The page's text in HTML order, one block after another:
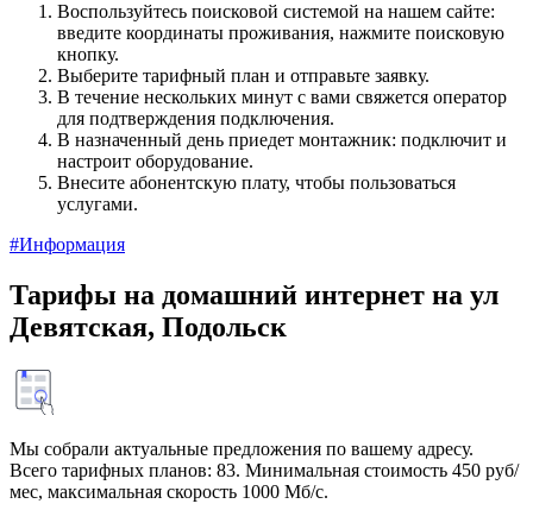
Воспользуйтесь поисковой системой на нашем сайте:
введите координаты проживания, нажмите поисковую
кнопку.
Выберите тарифный план и отправьте заявку.
В течение нескольких минут с вами свяжется оператор
для подтверждения подключения.
В назначенный день приедет монтажник: подключит и
настроит оборудование.
Внесите абонентскую плату, чтобы пользоваться
услугами.
#Информация
Тарифы на домашний интернет на ул
Девятская, Подольск
Мы собрали актуальные предложения по вашему адресу.
Всего тарифных планов: 83. Минимальная стоимость 450 руб/
мес, максимальная скорость 1000 Мб/с.